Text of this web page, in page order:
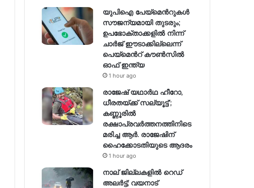
യുപിഐ പേയ്മെന്‍റുകൾ
സൗജന്യമായി തുടരും;
ഉപഭോക്താക്കളിൽ നിന്ന്
ചാർജ് ഈടാക്കില്ലെന്ന്
പെയ്മെന്‍റ് കൗൺസിൽ
ഓഫ് ഇന്ത്യ
1 hour ago
രാജേഷ് യഥാര്‍ഥ ഹീറോ,
ധീരതയ്ക്ക് സല്യൂട്ട്’;
കണ്ണൂരിൽ
രക്ഷാപ്രവര്‍ത്തനത്തിനിടെ
മരിച്ച ആര്‍. രാജേഷിന്
ഹൈക്കോടതിയുടെ ആദരം
1 hour ago
നാല് ജില്ലകളിൽ റെഡ്
അലർട്ട്; വയനാട്